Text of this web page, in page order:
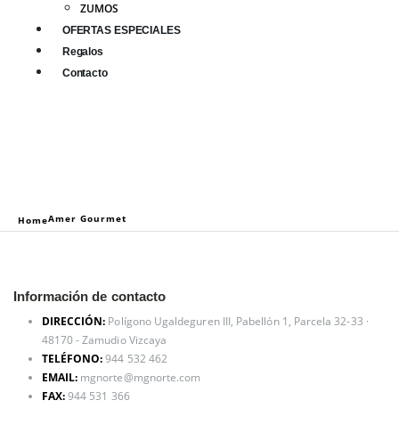
ZUMOS
OFERTAS ESPECIALES
Regalos
Contacto
HomeAmer Gourmet
Información de contacto
DIRECCIÓN: Polígono Ugaldeguren III, Pabellón 1, Parcela 32-33 ·
48170 - Zamudio Vizcaya
TELÉFONO:944 532 462
EMAIL: mgnorte@mgnorte.com
FAX:944 531 366